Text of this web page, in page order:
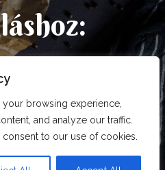
browsing experience,
and analyze our traffic.
to our use of cookies.
0495
| Tervezte:Niceweb